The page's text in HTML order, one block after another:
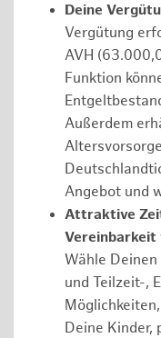
Deine
Vergütung
AVH
Funktion
Außerdem
Angebot und
Attraktive
Vereinbarkeit
Wähle
und Teilzeit-,
Deine Kinder,